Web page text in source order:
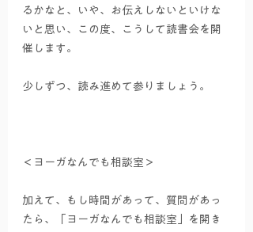
るかなと、いや、お伝えしないといけな
いと思い、この度、こうして読書会を開
催します。
少しずつ、読み進めて参りましょう。
＜ヨーガなんでも相談室＞
加えて、もし時間があって、質問があっ
たら、「ヨーガなんでも相談室」を開き